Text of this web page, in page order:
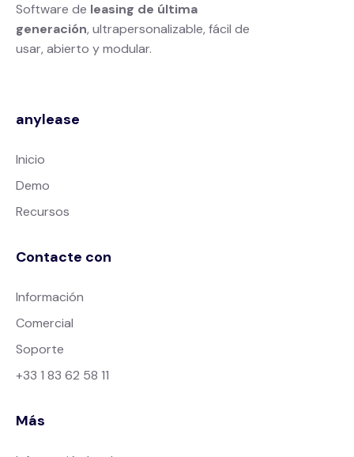
Software de leasing de última
generación, ultrapersonalizable, fácil de
usar, abierto y modular.
anylease
Inicio
Demo
Recursos
Contacte con
Información
Comercial
Soporte
+33 1 83 62 58 11
Más